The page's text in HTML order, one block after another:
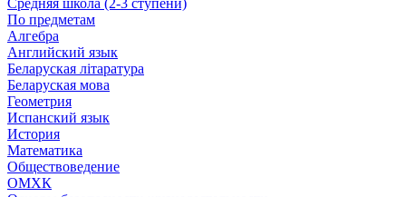
Средняя школа (2-3 ступени)
По предметам
Алгебра
Английский язык
Беларуская літаратура
Беларуская мова
Геометрия
Испанский язык
История
Математика
Обществоведение
ОМХК